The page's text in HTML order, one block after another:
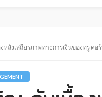
หลังเสถียรภาพทางการเงินของทรู คอ